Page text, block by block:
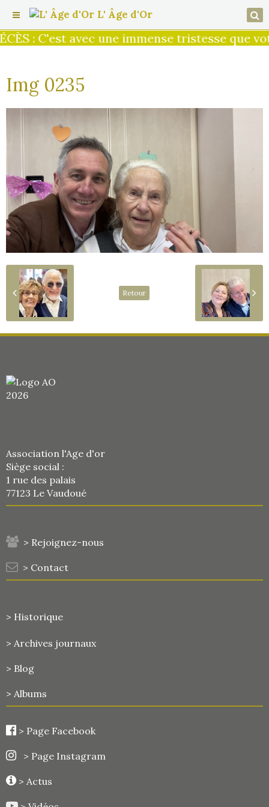
: C'est avec une immense tristesse que
L' Âge d'Or
Img 0235
Retour
Association l'Age d'or
Siège social :
1 rue des palais
77123 Le Vaudoué
> Rejoignez-nous
> Contact
> Historique
> Archives journaux
> Blog
> Albums
> Page Facebook
> Page Instagram
> Actus